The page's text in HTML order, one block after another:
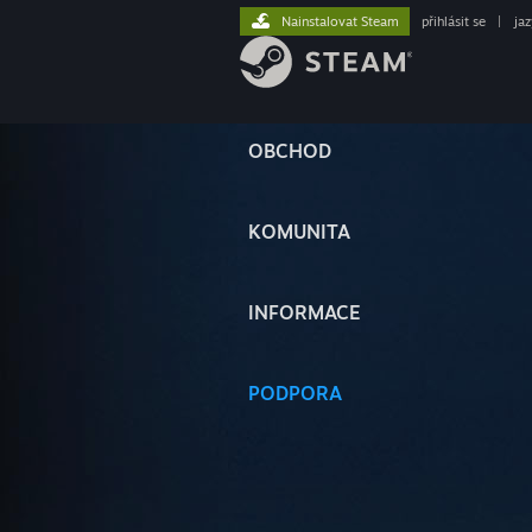
OBCHOD
KOMUNITA
INFORMACE
PODPORA
Nainstalovat Steam přihlásit se